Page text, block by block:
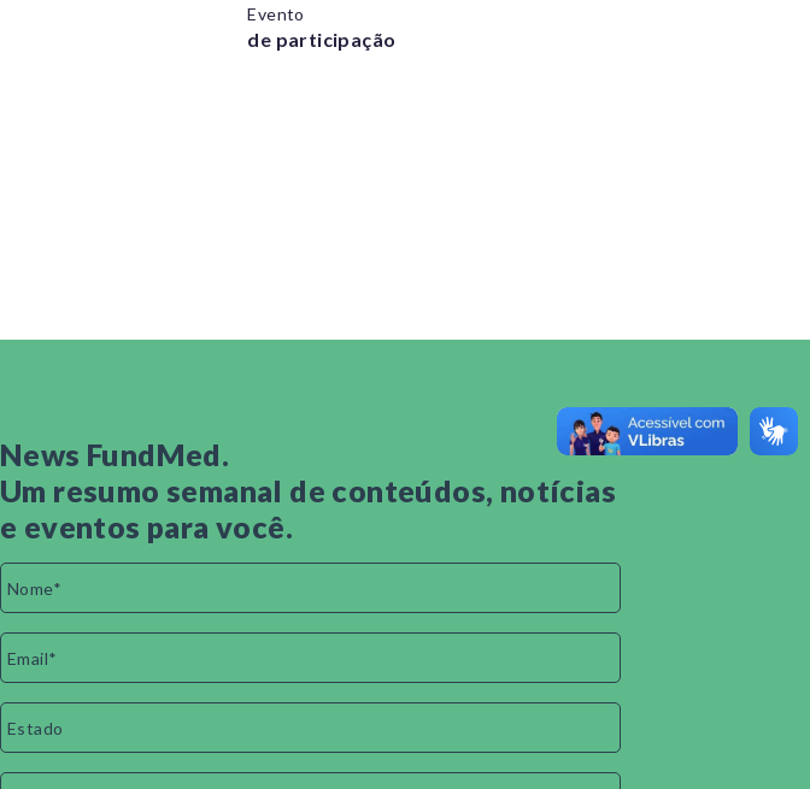
Evento
de participação
News FundMed.
Um resumo semanal de conteúdos, notícias
e eventos para você.